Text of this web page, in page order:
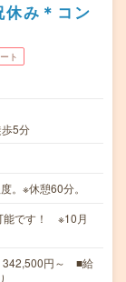
み＊コン
ト
5分
※休憩60分。
能です！ ※10月
342,500円～ ■給